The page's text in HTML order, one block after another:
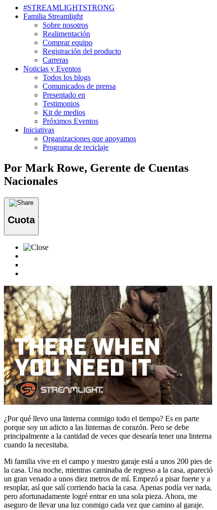
#STREAMLIGHTSTRONG
Familia Streamlight
Sobre nosotros
Realimentación
Comprar equipo
Registración del producto
Carreras
Noticias y Eventos
Todos los blogs
Comunicados de prensa
Presentado en
Testimonios
Kit de medios
Próximos Eventos
Iniciativas
Organizaciones que apoyamos
Programa de reciclaje
Por Mark Rowe, Gerente de Cuentas
Nacionales
Cuota
¿Por qué llevo una linterna conmigo todo el tiempo? Es en parte
porque soy un adicto a las linternas de corazón. Pero se debe
principalmente a la cantidad de veces que desearía tener una linterna
cuando la necesitaba.
Mi familia vive en el campo y nuestro garaje está a unos 200 pies de
la casa. Una noche, mientras caminaba de regreso a la casa, apareció
un gran venado a unos diez metros de mí. Empezó a pisar fuerte y a
resoplar, así que salí corriendo hacia la casa. Apenas podía ver nada,
pero afortunadamente logré entrar en una sola pieza. Ahora, me
aseguro de llevar una luz conmigo cada vez que camino al garaje.